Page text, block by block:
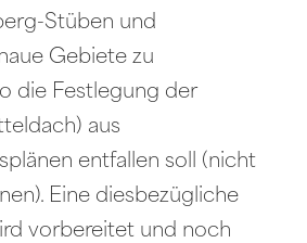
Stüben und
Gebiete zu
die Festlegung der
aus
entfallen soll (nicht
Eine diesbezügliche
vorbereitet und noch